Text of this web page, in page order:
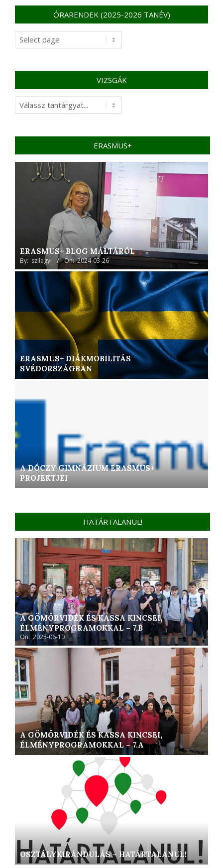
ÓRARENDEK (2025-2026 TANÉV)
Órarendek
(2025-
VIZSGÁK
Vizsgák
ERASMUS+
ERASMUS+ BLOG MÁLTÁRÓL
By: szilagyi On: 2024-03-26
ERASMUS+ DIÁKMOBILITÁS
SVÉDORSZÁGBAN
A DÓCZY GIMNÁZIUM ERASMUS+
PROJEKTJEI
HATÁRTALANUL!
A GÖMÖRVIDÉK ÉS KASSA KINCSEI,
ÉLMÉNYPROGRAMOKKAL – 7.B
On: 2025-06-10
A GÖMÖRVIDÉK ÉS KASSA KINCSEI,
ÉLMÉNYPROGRAMOKKAL – 7.A
OSZTÁLYKIRÁNDULÁS – HATÁRTALANUL!